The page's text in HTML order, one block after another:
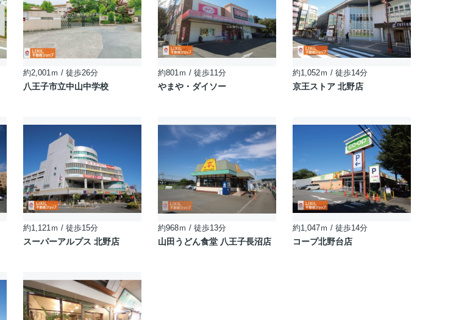
約2,001ｍ / 徒歩26分
八王子市立中山中学校
約801ｍ / 徒歩11分
やまや・ダイソー
約1,052ｍ / 徒歩14分
京王ストア 北野店
約1,121ｍ / 徒歩15分
スーパーアルプス 北野店
約968ｍ / 徒歩13分
山田うどん食堂 八王子長沼店
約1,047ｍ / 徒歩14分
コープ北野台店